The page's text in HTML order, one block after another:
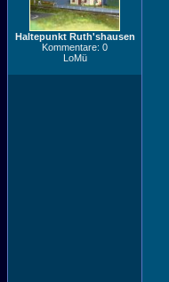
Haltepunkt Ruth'shausen
Kommentare: 0
LoMü